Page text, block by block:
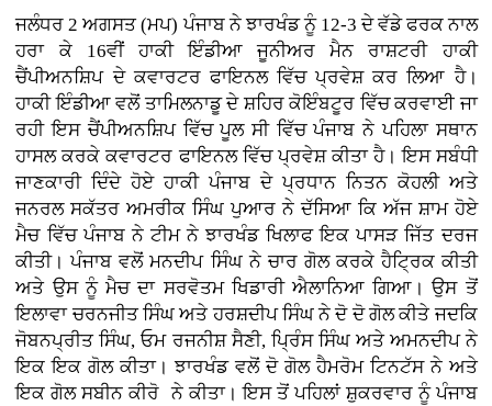
ਜਲੰਧਰ 2 ਅਗਸਤ (ਮਪ) ਪੰਜਾਬ ਨੇ ਝਾਰਖੰਡ ਨੂੰ 12-3 ਦੇ ਵੱਡੇ ਫਰਕ ਨਾਲ
ਹਰਾ ਕੇ 16ਵੀਂ ਹਾਕੀ ਇੰਡੀਆ ਜੂਨੀਅਰ ਮੈਨ ਰਾਸ਼ਟਰੀ ਹਾਕੀ
ਚੈਂਪੀਅਨਸ਼ਿਪ ਦੇ ਕਵਾਰਟਰ ਫਾਇਨਲ ਵਿੱਚ ਪ੍ਰਵੇਸ਼ ਕਰ ਲਿਆ ਹੈ।
ਹਾਕੀ ਇੰਡੀਆ ਵਲੋਂ ਤਾਮਿਲਨਾਡੂ ਦੇ ਸ਼ਹਿਰ ਕੋਇੰਬਟੂਰ ਵਿੱਚ ਕਰਵਾਈ ਜਾ
ਰਹੀ ਇਸ ਚੈਂਪੀਅਨਸ਼ਿਪ ਵਿੱਚ ਪੂਲ ਸੀ ਵਿੱਚ ਪੰਜਾਬ ਨੇ ਪਹਿਲਾ ਸਥਾਨ
ਹਾਸਲ ਕਰਕੇ ਕਵਾਰਟਰ ਫਾਇਨਲ ਵਿੱਚ ਪ੍ਰਵੇਸ਼ ਕੀਤਾ ਹੈ। ਇਸ ਸਬੰਧੀ
ਜਾਣਕਾਰੀ ਦਿੰਦੇ ਹੋਏ ਹਾਕੀ ਪੰਜਾਬ ਦੇ ਪ੍ਰਧਾਨ ਨਿਤਨ ਕੋਹਲੀ ਅਤੇ
ਜਨਰਲ ਸਕੱਤਰ ਅਮਰੀਕ ਸਿੰਘ ਪੁਆਰ ਨੇ ਦੱਸਿਆ ਕਿ ਅੱਜ ਸ਼ਾਮ ਹੋਏ
ਮੈਚ ਵਿੱਚ ਪੰਜਾਬ ਨੇ ਟੀਮ ਨੇ ਝਾਰਖੰਡ ਖਿਲਾਫ ਇਕ ਪਾਸੜ ਜਿੱਤ ਦਰਜ
ਕੀਤੀ। ਪੰਜਾਬ ਵਲੋਂ ਮਨਦੀਪ ਸਿੰਘ ਨੇ ਚਾਰ ਗੋਲ ਕਰਕੇ ਹੈਟ੍ਰਿਕ ਕੀਤੀ
ਅਤੇ ਉਸ ਨੂੰ ਮੈਚ ਦਾ ਸਰਵੋਤਮ ਖਿਡਾਰੀ ਐਲਾਨਿਆ ਗਿਆ। ਉਸ ਤੋਂ
ਇਲਾਵਾ ਚਰਨਜੀਤ ਸਿੰਘ ਅਤੇ ਹਰਸ਼ਦੀਪ ਸਿੰਘ ਨੇ ਦੋ ਦੋ ਗੋਲ ਕੀਤੇ ਜਦਕਿ
ਜੋਬਨਪ੍ਰੀਤ ਸਿੰਘ, ਓਮ ਰਜਨੀਸ਼ ਸੈਣੀ, ਪ੍ਰਿੰਸ ਸਿੰਘ ਅਤੇ ਅਮਨਦੀਪ ਨੇ
ਇਕ ਇਕ ਗੋਲ ਕੀਤਾ। ਝਾਰਖੰਡ ਵਲੋਂ ਦੋ ਗੋਲ ਹੈਮਰੋਮ ਟਿਨਟੱਸ ਨੇ ਅਤੇ
ਇਕ ਗੋਲ ਸਬੀਨ ਕੀਰੋ ਨੇ ਕੀਤਾ। ਇਸ ਤੋਂ ਪਹਿਲਾਂ ਸ਼ੁਕਰਵਾਰ ਨੂੰ ਪੰਜਾਬ